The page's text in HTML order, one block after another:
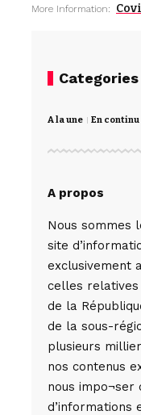
More Information:
Categories
A la une En continu
A propos
Nous sommes
site
exclusivement
celles relatives
de la
de la sous-
plusieurs
nos contenus
nous impo¬ser
d’informations